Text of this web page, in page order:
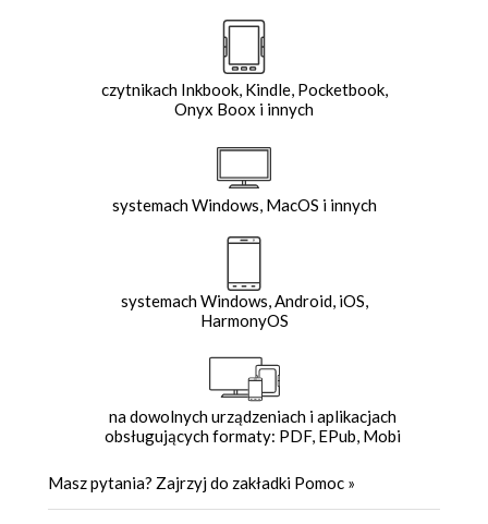
czytnikach Inkbook, Kindle, Pocketbook,
Onyx Boox i innych
systemach Windows, MacOS i innych
systemach Windows, Android, iOS,
HarmonyOS
na dowolnych urządzeniach i aplikacjach
obsługujących formaty: PDF, EPub, Mobi
Masz pytania? Zajrzyj do zakładki Pomoc »